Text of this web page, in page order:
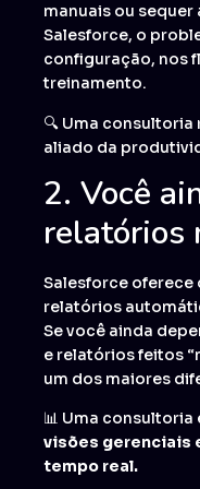
manuais ou
Salesforce, o
configuração, nos
treinamento.
🔍 Uma
aliado da
2. Você
relatórios
Salesforce oferece
relatórios
Se você ainda
e relatórios feitos
um dos maiores
📊 Uma
visões gerenciais
tempo real.